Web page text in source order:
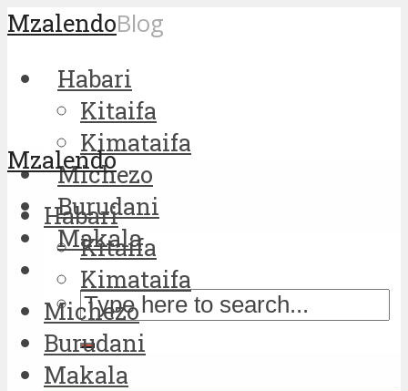
MzalendoBlog
Habari
Kitaifa
Kimataifa
Michezo
Burudani
Makala
Mzalendo
Habari
Kitaifa
Kimataifa
Michezo
Burudani
Makala